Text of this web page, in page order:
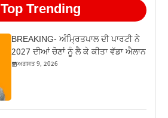
Top Trending
BREAKING- ਅੰਮ੍ਰਿਤਪਾਲ ਦੀ ਪਾਰਟੀ ਨੇ
2027 ਦੀਆਂ ਚੋਣਾਂ ਨੂੰ ਲੈ ਕੇ ਕੀਤਾ ਵੱਡਾ ਐਲਾਨ
ਅਗਸਤ 9, 2026